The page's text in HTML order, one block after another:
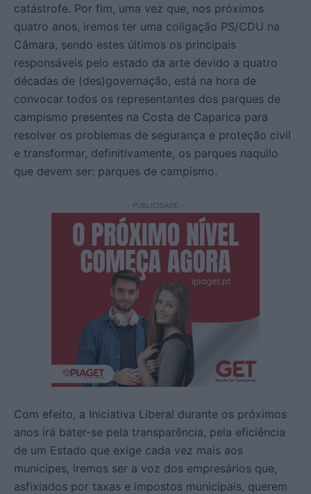
catástrofe. Por fim, uma vez que, nos próximos
quatro anos, iremos ter uma coligação PS/CDU na
Câmara, sendo estes últimos os principais
responsáveis pelo estado da arte devido a quatro
décadas de (des)governação, está na hora de
convocar todos os representantes dos parques de
campismo presentes na Costa de Caparica para
resolver os problemas de segurança e proteção civil
e transformar, definitivamente, os parques naquilo
que devem ser: parques de campismo.
- PUBLICIDADE -
Com efeito, a Iniciativa Liberal durante os próximos
anos irá bater-se pela transparência, pela eficiência
de um Estado que exige cada vez mais aos
munícipes, iremos ser a voz dos empresários que,
asfixiados por taxas e impostos municipais, querem